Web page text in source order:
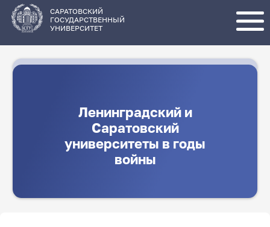
основному
содержанию
САРАТОВСКИЙ
ГОСУДАРСТВЕННЫЙ
УНИВЕРСИТЕТ
Ленинградский и
Саратовский
университеты в годы
войны